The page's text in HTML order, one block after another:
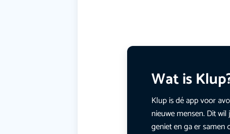
Wat is
Klup is dé app voor
nieuwe mensen. Dit
geniet en ga er samen